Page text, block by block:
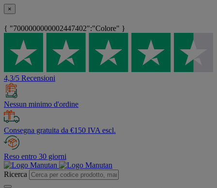
×
{ "7000000000002447402":"Colore" }
4,3/5 Recensioni
Nessun minimo d'ordine
Consegna gratuita da €150 IVA escl.
Reso entro 30 giorni
Ricerca